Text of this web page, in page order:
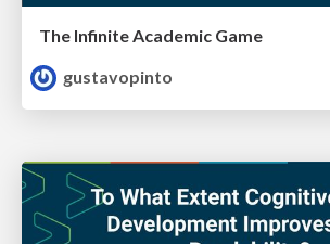
The Infinite Academic Game
gustavopinto